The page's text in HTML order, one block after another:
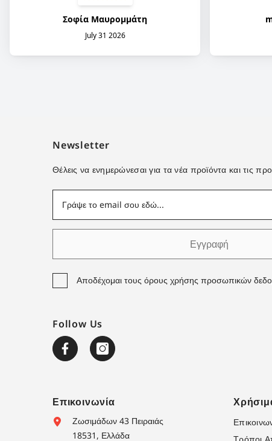
Newsletter
Θέλεις να ενημερώνεσαι για τα νέα προϊόντα και
Εγγραφή
Αποδέχομαι τους όρους χρήσης προσωπικών
Follow Us
Επικοινωνία
Ζωσιμάδων 43 Πειραιάς
18531, Ελλάδα